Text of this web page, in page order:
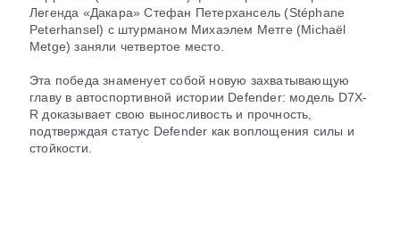
Легенда «Дакара» Стефан Петерхансель (Stéphane
Peterhansel) с штурманом Михаэлем Метге (Michaël
Metge) заняли четвертое место.
Эта победа знаменует собой новую захватывающую
главу в автоспортивной истории Defender: модель D7X-
R доказывает свою выносливость и прочность,
подтверждая статус Defender как воплощения силы и
стойкости.